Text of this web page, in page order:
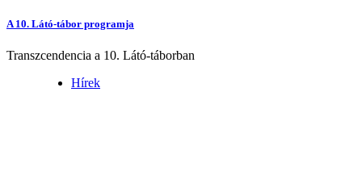
A 10. Látó-tábor programja
Transzcendencia a 10. Látó-táborban
Hírek